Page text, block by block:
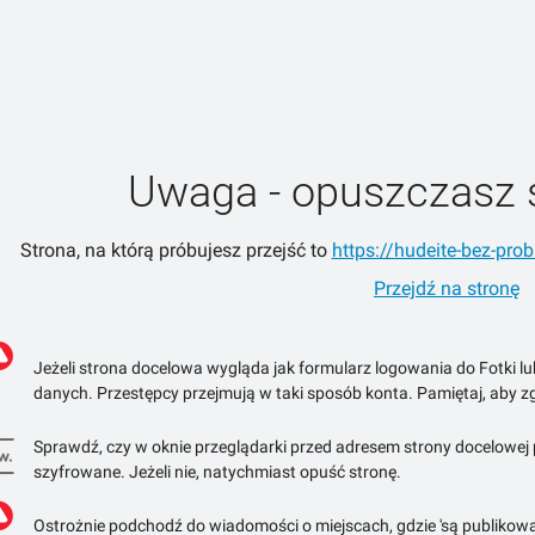
Uwaga - opuszczasz
Strona, na którą próbujesz przejść to https://hudeite-bez-
Przejdź na stronę
Jeżeli strona docelowa wygląda jak formularz logowania do Fotki
danych. Przestępcy przejmują w taki sposób konta. Pamiętaj, aby
Sprawdź, czy w oknie przeglądarki przed adresem strony docelowej
szyfrowane. Jeżeli nie, natychmiast opuść stronę.
Ostrożnie podchodź do wiadomości o miejscach, gdzie 'są